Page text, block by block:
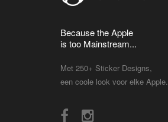
Because the Apple
is too Mainstream...
Met 250+ Sticker Designs,
een coole look voor elke Apple.